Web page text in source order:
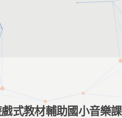
式教材輔助國小音樂